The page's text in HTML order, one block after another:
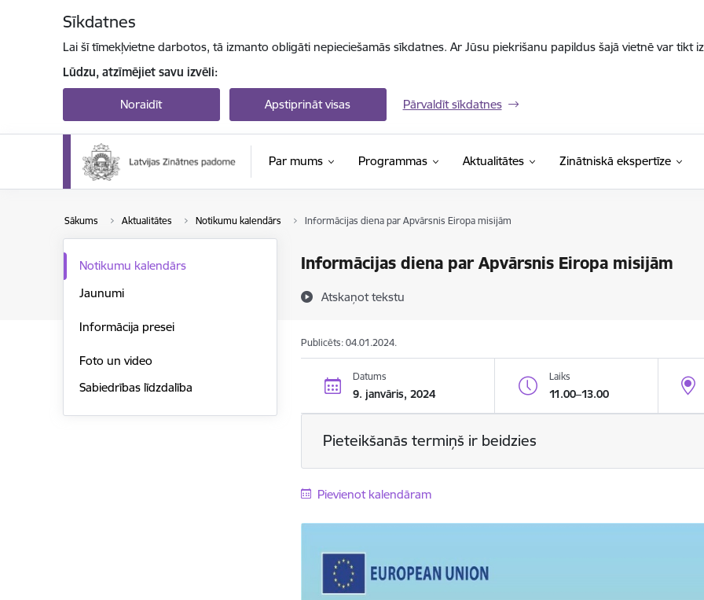
Sīkdatnes
Lai šī tīmekļvietne darbotos, tā izmanto obligāti nepieciešamās sīkdatnes. Ar Jūsu piekrišanu papildus šajā vietnē var tikt
Lūdzu, atzīmējiet savu izvēli:
Noraidīt Apstiprināt visas Pārvaldīt sīkdatnes
Par mums Programmas Aktualitātes Zinātniskā ekspertīze
Sākums Aktualitātes Notikumu kalendārs Informācijas diena par Apvārsnis Eiropa misijām
Informācijas diena par Apvārsnis Eiropa misijām
Atskaņot tekstu
Notikumu kalendārs
Jaunumi
Informācija presei
Foto un video
Sabiedrības līdzdalība
Publicēts: 04.01.2024.
Datums
9. janvāris, 2024
Laiks
11.00–13.00
Pieteikšanās termiņš ir beidzies
Pievienot kalendāram